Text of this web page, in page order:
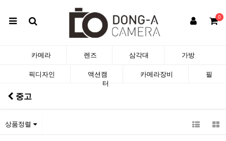
0
카메라 렌즈 삼각대 가방
픽디자인 액션캠 카메라장비
필
터
중고
상품정렬